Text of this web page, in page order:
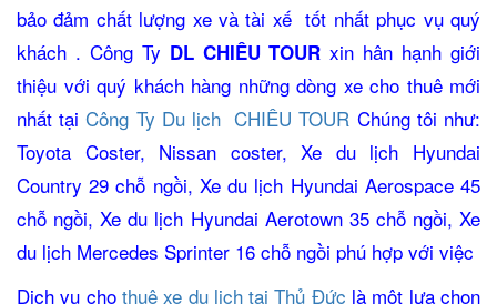
bảo đảm chất lượng xe và tài xế tốt nhất phục vụ quý
khách . Công Ty DL CHIÊU TOUR xin hân hạnh giới
thiệu với quý khách hàng những dòng xe cho thuê mới
nhất tạiCông Ty Du lịch CHIÊU TOUR Chúng tôi như:
Toyota Coster, Nissan coster, Xe du lịch Hyundai
Country 29 chỗ ngồi, Xe du lịch Hyundai Aerospace 45
chỗ ngồi, Xe du lịch Hyundai Aerotown 35 chỗ ngồi, Xe
du lịch Mercedes Sprinter 16 chỗ ngồi phú hợp với việc
Dịch vụ cho thuê xe du lịch tại Thủ Đức là một lựa chọn